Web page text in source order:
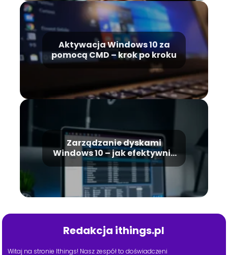
Aktywacja Windows 10 za
pomocą CMD – krok po kroku
Zarządzanie dyskami
Windows 10 – jak efektywnie
zarządzać partycjami?
Redakcja ithings.pl
Witaj na stronie Ithings! Nasz zespół to doświadczeni